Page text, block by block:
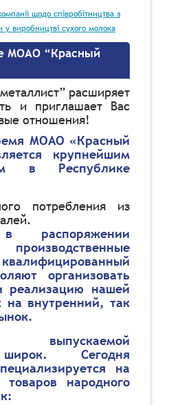
щодо співробітництва з
у виробництві сухого молока
МОАО “Красный
расширяет
и приглашает Вас
отношения!
МОАО «Красный
крупнейшим
в Республике
потребления из
распоряжении
организовать
реализацию нашей
на внутренний, так
выпускаемой
Сегодня
на
народного